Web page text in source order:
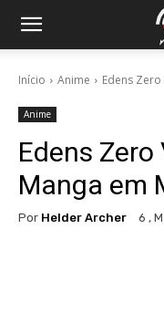
Início Anime Edens
Anime
Edens
Manga em
Por Helder Archer 6 ,